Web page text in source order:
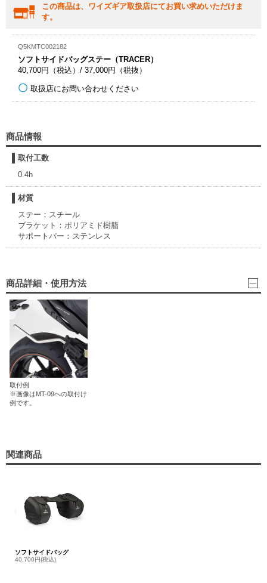
この商品は、ワイズギア取扱店にてお買い求めいただけま
す。
Q5KMTC002182
ソフトサイドバッグステー（TRACER）
40,700円（税込）/ 37,000円（税抜）
取扱店にお問い合わせください
商品情報
取付工数
0.4h
材質
ステー：スチール
ブラケット：ポリアミド樹脂
サポートバー：ステンレス
商品詳細・使用方法
取付例
※画像はMT-09への取付け
例です。
関連商品
ソフトサイドバッグ
40,700円(税込)